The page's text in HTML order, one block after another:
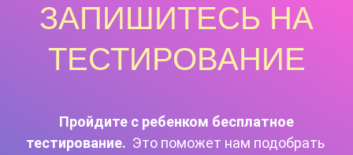
ЗАПИШИТЕСЬ НА
ТЕСТИРОВАНИЕ
Пройдите с ребенком бесплатное
тестирование. Это поможет нам подобрать